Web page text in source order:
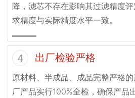
降，滤芯不存在影响其过滤精度
求精度与实际精度水平一致。
4 出厂检验严格
原材料、半成品、成品完整严格
厂产品实行100%全检，确保产品